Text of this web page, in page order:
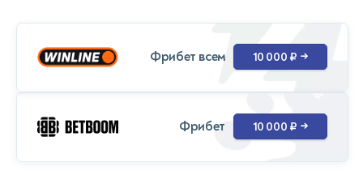
Фрибет всем 10 000 ₽ →
Фрибет 10 000 ₽ →